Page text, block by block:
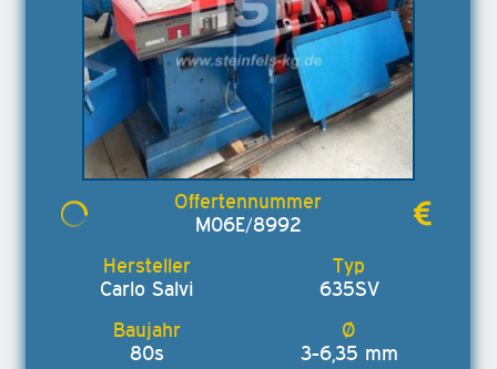
M06E/8992
Carlo Salvi 635SV
80s 3-6,35 mm